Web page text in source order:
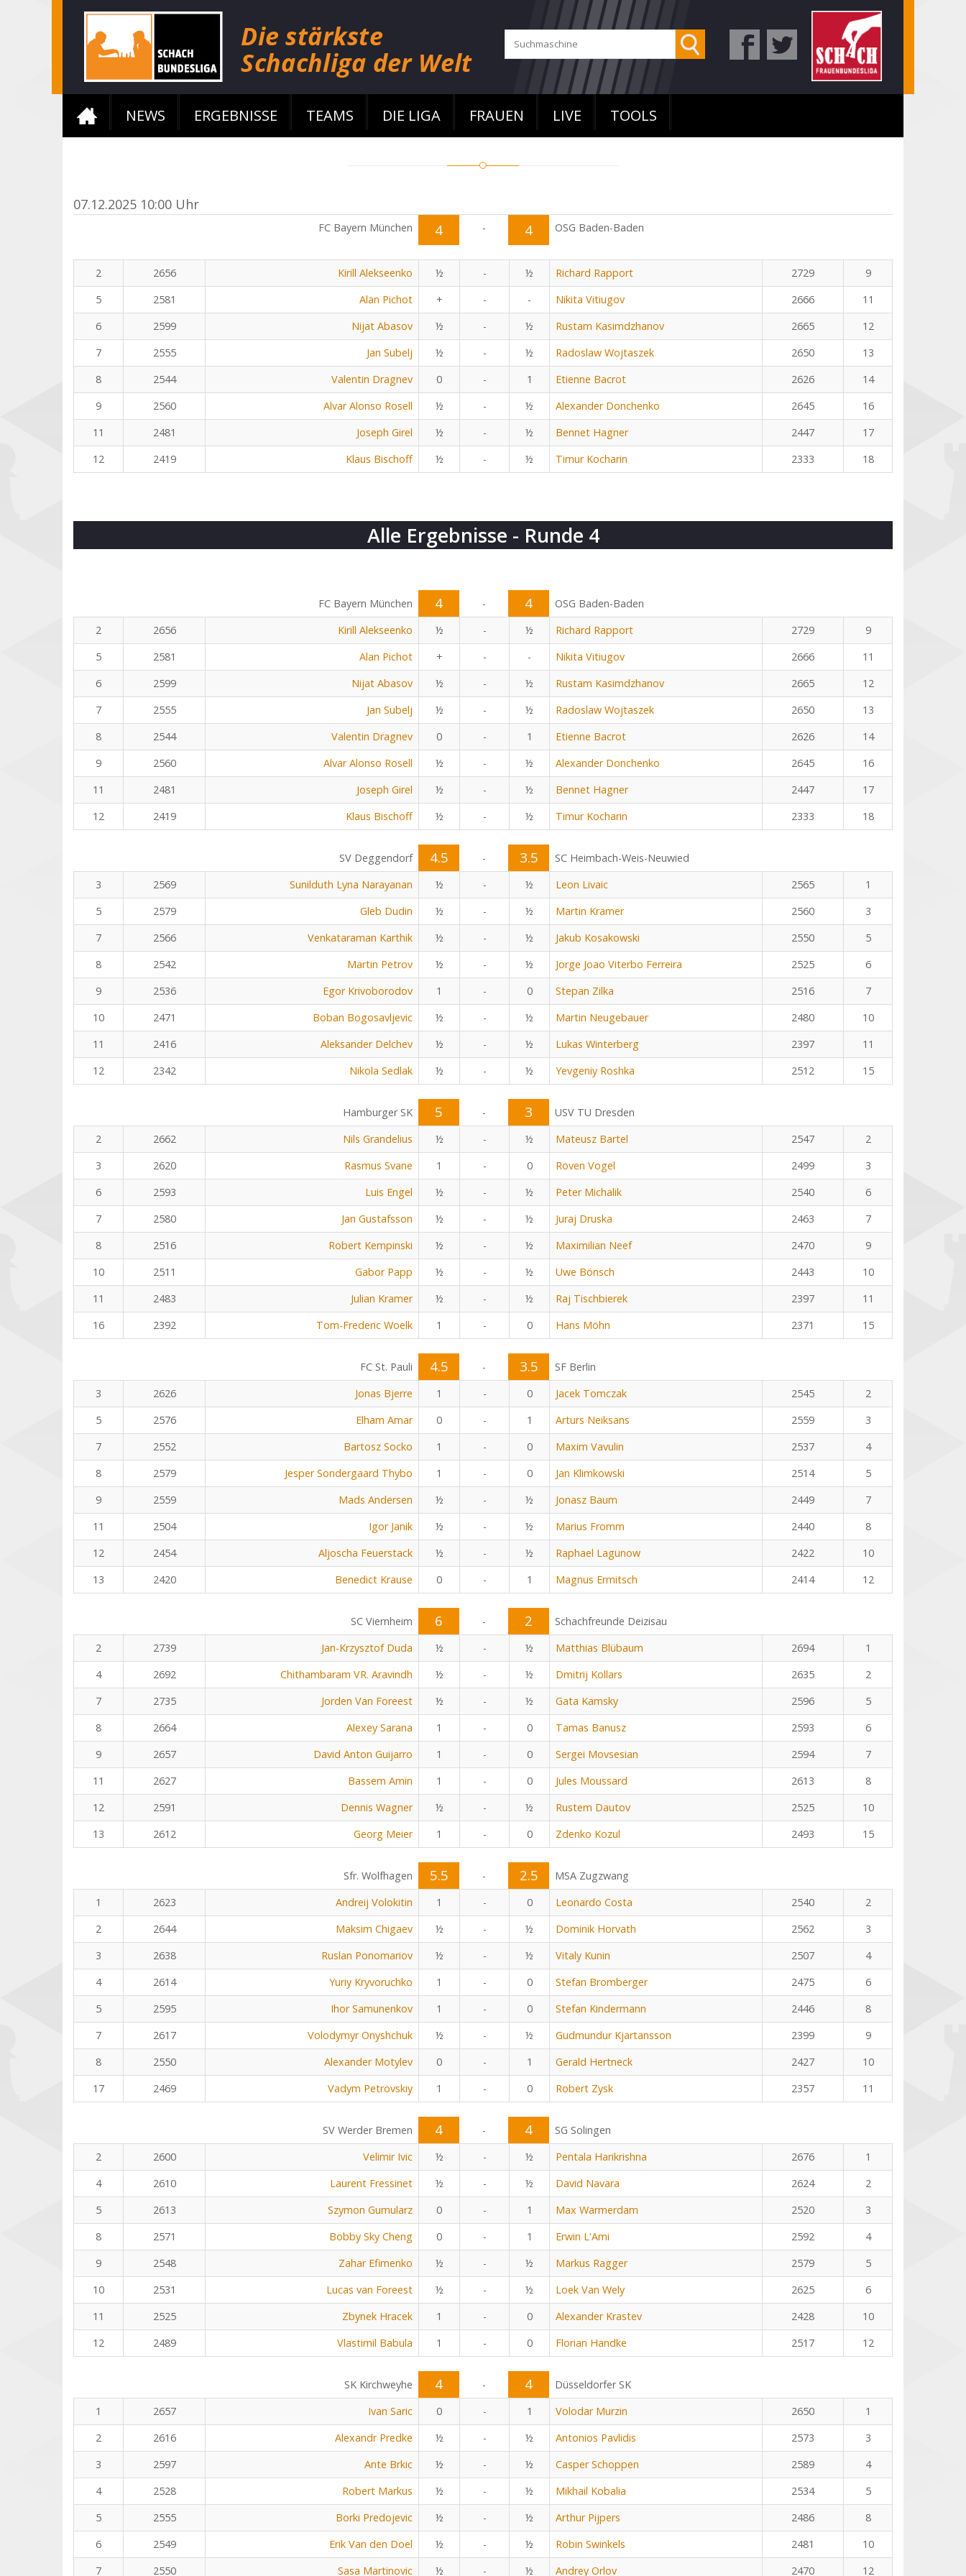
NEWS ERGEBNISSE TEAMS DIE LIGA FRAUEN LIVE TOOLS
07.12.2025 10:00 Uhr
FC Bayern München 4 - 4 OSG Baden-Baden
2 2656 Kirill Alekseenko ½ - ½ Richard Rapport 2729
9
5
2581 Alan Pichot + - - Nikita Vitiugov 2666
11
6
2599 Nijat Abasov ½ - ½ Rustam Kasimdzhanov 2665
12
7
2555 Jan Subelj ½ - ½ Radoslaw Wojtaszek 2650
13
8
2544 Valentin Dragnev 0 - 1 Etienne Bacrot 2626
14
9
2560 Alvar Alonso Rosell ½ - ½ Alexander Donchenko 2645
16
11
2481 Joseph Girel ½ - ½ Bennet Hagner 2447
17
12
2419 Klaus Bischoff ½ - ½ Timur Kocharin 2333 18
Alle Ergebnisse - Runde 4
FC Bayern München 4 - 4
OSG Baden-Baden
2
2656 Kirill Alekseenko ½ - ½ Richard Rapport 2729
9
5
2581 Alan Pichot + - - Nikita Vitiugov 2666
11
6
2599 Nijat Abasov ½ - ½ Rustam Kasimdzhanov 2665
12
7
2555 Jan Subelj ½ - ½ Radoslaw Wojtaszek 2650
13
8
2544 Valentin Dragnev 0 - 1 Etienne Bacrot 2626
14
9
2560 Alvar Alonso Rosell ½ - ½ Alexander Donchenko 2645
16
11
2481 Joseph Girel ½ - ½ Bennet Hagner 2447
17
12
2419 Klaus Bischoff ½ - ½ Timur Kocharin 2333 18
SV Deggendorf 4.5 - 3.5
SC Heimbach-Weis-Neuwied
3
2569 Sunilduth Lyna Narayanan ½ - ½ Leon Livaic 2565
1
5
2579 Gleb Dudin ½ - ½ Martin Krämer 2560
3
7
2566 Venkataraman Karthik ½ - ½ Jakub Kosakowski 2550
5
8
2542 Martin Petrov ½ - ½ Jorge Joao Viterbo Ferreira 2525
6
9
2536 Egor Krivoborodov 1 - 0 Stepan Zilka 2516
7
10
2471 Boban Bogosavljevic ½ - ½ Martin Neugebauer 2480
10
11
2416 Aleksander Delchev ½ - ½ Lukas Winterberg 2397
11
12
2342 Nikola Sedlak ½ - ½ Yevgeniy Roshka 2512 15
Hamburger SK 5 - 3
USV TU Dresden
2
2662 Nils Grandelius ½ - ½ Mateusz Bartel 2547
2
3
2620 Rasmus Svane 1 - 0 Roven Vogel 2499
3
6
2593 Luis Engel ½ - ½ Peter Michalik 2540
6
7
2580 Jan Gustafsson ½ - ½ Juraj Druska 2463
7
8
2516 Robert Kempinski ½ - ½ Maximilian Neef 2470
9
10
2511 Gabor Papp ½ - ½ Uwe Bönsch 2443
10
11
2483 Julian Kramer ½ - ½ Raj Tischbierek 2397
11
16
2392 Tom-Frederic Woelk 1 - 0 Hans Möhn 2371 15
FC St. Pauli 4.5 - 3.5
SF Berlin
3
2626 Jonas Bjerre 1 - 0 Jacek Tomczak 2545
2
5
2576 Elham Amar 0 - 1 Arturs Neiksans 2559
3
7
2552 Bartosz Socko 1 - 0 Maxim Vavulin 2537
4
8
2579 Jesper Sondergaard Thybo 1 - 0 Jan Klimkowski 2514
5
9
2559 Mads Andersen ½ - ½ Jonasz Baum 2449
7
11
2504 Igor Janik ½ - ½ Marius Fromm 2440
8
12
2454 Aljoscha Feuerstack ½ - ½ Raphael Lagunow 2422
10
13
2420 Benedict Krause 0 - 1 Magnus Ermitsch 2414 12
SC Viernheim 6 - 2
Schachfreunde Deizisau
2
2739 Jan-Krzysztof Duda ½ - ½ Matthias Blübaum 2694
1
4
2692 Chithambaram VR. Aravindh ½ - ½ Dmitrij Kollars 2635
2
7
2735 Jorden Van Foreest ½ - ½ Gata Kamsky 2596
5
8
2664 Alexey Sarana 1 - 0 Tamas Banusz 2593
6
9
2657 David Anton Guijarro 1 - 0 Sergei Movsesian 2594
7
11
2627 Bassem Amin 1 - 0 Jules Moussard 2613
8
12
2591 Dennis Wagner ½ - ½ Rustem Dautov 2525
10
13
2612 Georg Meier 1 - 0 Zdenko Kozul 2493 15
Sfr. Wolfhagen 5.5 - 2.5
MSA Zugzwang
1
2623 Andreij Volokitin 1 - 0 Leonardo Costa 2540
2
2
2644 Maksim Chigaev ½ - ½ Dominik Horvath 2562
3
3
2638 Ruslan Ponomariov ½ - ½ Vitaly Kunin 2507
4
4
2614 Yuriy Kryvoruchko 1 - 0 Stefan Bromberger 2475
6
5
2595 Ihor Samunenkov 1 - 0 Stefan Kindermann 2446
8
7
2617 Volodymyr Onyshchuk ½ - ½ Gudmundur Kjartansson 2399
9
8
2550 Alexander Motylev 0 - 1 Gerald Hertneck 2427
10
17
2469 Vadym Petrovskiy 1 - 0 Robert Zysk 2357 11
SV Werder Bremen 4 - 4
SG Solingen
2
2600 Velimir Ivic ½ - ½ Pentala Harikrishna 2676
1
4
2610 Laurent Fressinet ½ - ½ David Navara 2624
2
5
2613 Szymon Gumularz 0 - 1 Max Warmerdam 2520
3
8
2571 Bobby Sky Cheng 0 - 1 Erwin L'Ami 2592
4
9
2548 Zahar Efimenko ½ - ½ Markus Ragger 2579
5
10
2531 Lucas van Foreest ½ - ½ Loek Van Wely 2625
6
11
2525 Zbynek Hracek 1 - 0 Alexander Krastev 2428
10
12
2489 Vlastimil Babula 1 - 0 Florian Handke 2517 12
SK Kirchweyhe 4 - 4
Düsseldorfer SK
1
2657 Ivan Saric 0 - 1 Volodar Murzin 2650
1
2
2616 Alexandr Predke ½ - ½ Antonios Pavlidis 2573
3
3
2597 Ante Brkic ½ - ½ Casper Schoppen 2589
4
4
2528 Robert Markus ½ - ½ Mikhail Kobalia 2534
5
5
2555 Borki Predojevic ½ - ½ Arthur Pijpers 2486
8
6
2549 Erik Van den Doel ½ - ½ Robin Swinkels 2481
10
7
2550 Sasa Martinovic ½ - ½ Andrey Orlov 2470 12